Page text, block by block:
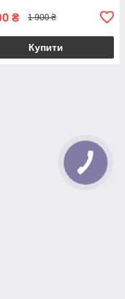
₴ 1 900 ₴
Купити